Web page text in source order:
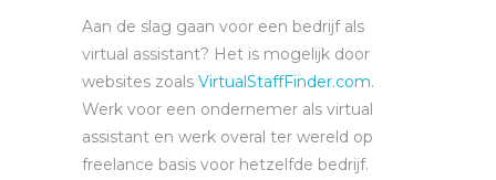
Aan de slag gaan voor een bedrijf als
virtual assistant? Het is mogelijk door
websites zoals VirtualStaffFinder.com.
Werk voor een ondernemer als virtual
assistant en werk overal ter wereld op
freelance basis voor hetzelfde bedrijf.